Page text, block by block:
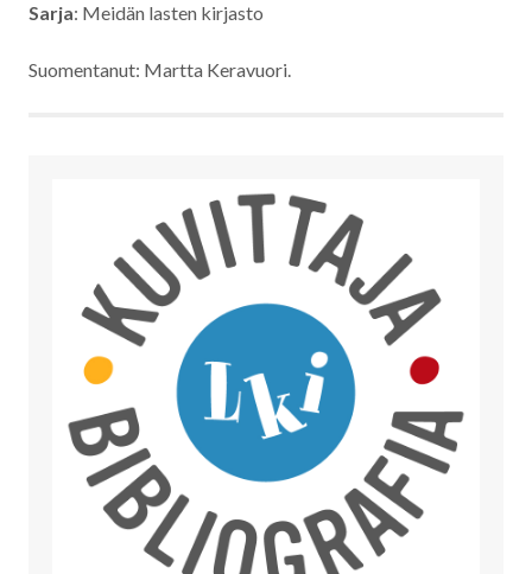
Sarja: Meidän lasten kirjasto
Suomentanut: Martta Keravuori.